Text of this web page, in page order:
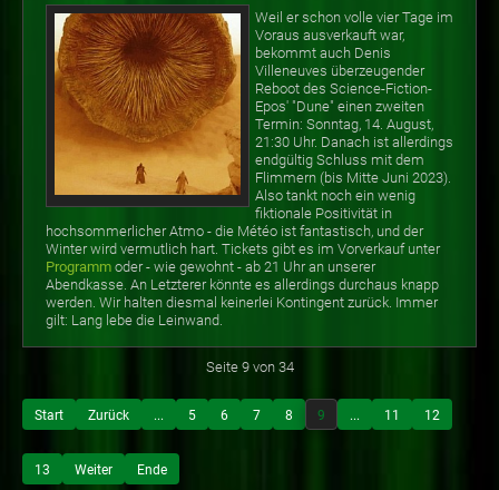
Weil er schon volle vier Tage im
Voraus ausverkauft war,
bekommt auch Denis
Villeneuves überzeugender
Reboot des Science-Fiction-
Epos' "Dune" einen zweiten
Termin: Sonntag, 14. August,
21:30 Uhr. Danach ist allerdings
endgültig Schluss mit dem
Flimmern (bis Mitte Juni 2023).
Also tankt noch ein wenig
fiktionale Positivität in
hochsommerlicher Atmo - die Météo ist fantastisch, und der
Winter wird vermutlich hart. Tickets gibt es im Vorverkauf unter
Programm oder - wie gewohnt - ab 21 Uhr an unserer
Abendkasse. An Letzterer könnte es allerdings durchaus knapp
werden. Wir halten diesmal keinerlei Kontingent zurück. Immer
gilt: Lang lebe die Leinwand.
Seite 9 von 34
Start Zurück ... 5 6 7 8 9 ... 11 12
13 Weiter Ende